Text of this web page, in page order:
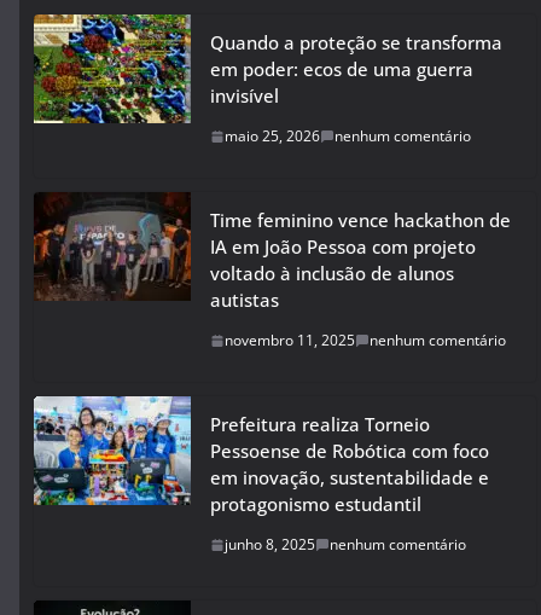
Quando a proteção se transforma
em poder: ecos de uma guerra
invisível
maio 25, 2026 nenhum comentário
Time feminino vence hackathon de
IA em João Pessoa com projeto
voltado à inclusão de alunos
autistas
novembro 11, 2025 nenhum comentário
Prefeitura realiza Torneio
Pessoense de Robótica com foco
em inovação, sustentabilidade e
protagonismo estudantil
junho 8, 2025 nenhum comentário